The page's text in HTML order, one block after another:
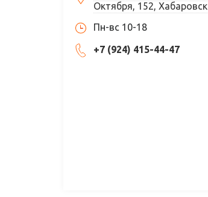
Октября, 152, Хабаровск
Пн-вс 10-18
+7 (924) 415-44-47